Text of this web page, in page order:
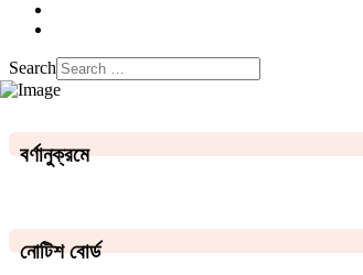
Search
বর্ণানুক্রমে
নোটিশ বোর্ড